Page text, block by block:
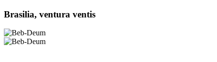
Brasilia, ventura ventis